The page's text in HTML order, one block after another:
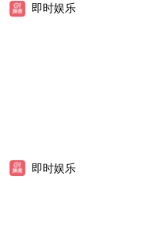
即时娱乐
即时娱乐